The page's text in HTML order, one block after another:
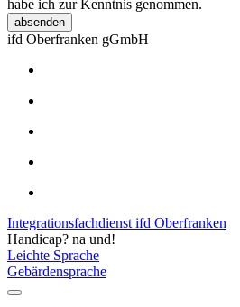
habe ich zur Kenntnis genommen.
absenden
ifd Oberfranken gGmbH
Integrationsfachdienst ifd Oberfranken
Handicap? na und!
Leichte Sprache
Gebärdensprache